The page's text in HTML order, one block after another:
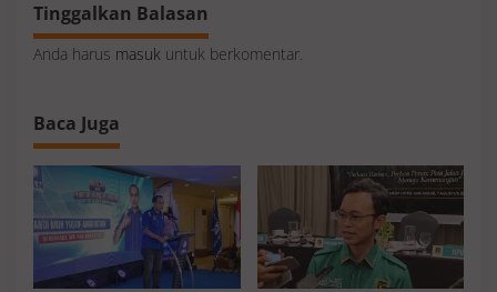
Tinggalkan Balasan
Anda harus masuk untuk berkomentar.
Baca Juga